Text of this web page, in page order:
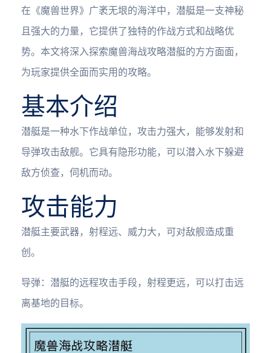
在《魔兽世界》广袤无垠的海洋中，潜艇是一支神秘
且强大的力量，它提供了独特的作战方式和战略优
势。本文将深入探索魔兽海战攻略潜艇的方方面面，
为玩家提供全面而实用的攻略。
基本介绍
潜艇是一种水下作战单位，攻击力强大，能够发射和
导弹攻击敌舰。它具有隐形功能，可以潜入水下躲避
敌方侦查，伺机而动。
攻击能力
潜艇主要武器，射程远、威力大，可对敌舰造成重
创。
导弹：潜艇的远程攻击手段，射程更远，可以打击远
离基地的目标。